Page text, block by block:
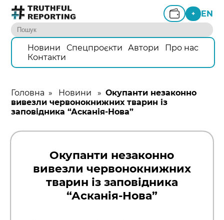
+ EN
Новини Спецпроєкти Автори
Про нас
Контакти
Головна » Новини »Окупанти незаконно
вивезли червонокнижних тварин із
заповідника “Асканія-Нова”
Окупанти незаконно
вивезли червонокнижних
тварин із заповідника
“Асканія-Нова”